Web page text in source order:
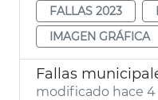
FALLAS 2023
IMAGEN GRÁFICA
Fallas
modificado hace 4